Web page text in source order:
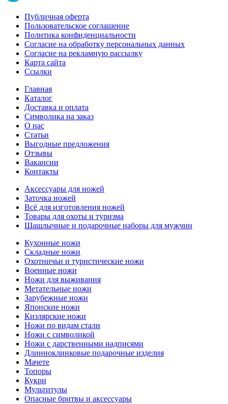
Публичная оферта
Пользовательское соглашение
Политика конфиденциальности
Согласие на обработку персональных данных
Согласие на рекламную рассылку
Карта сайта
Ссылки
Главная
Каталог
Доставка и оплата
Символика на заказ
О нас
Статьи
Выгодные предложения
Отзывы
Вакансии
Контакты
Аксессуары для ножей
Заточка ножей
Всё для изготовления ножей
Товары для охоты и туризма
Шашлычные и подарочные наборы для мужчин
Кухонные ножи
Складные ножи
Охотничьи и туристические ножи
Военные ножи
Ножи для выживания
Метательные ножи
Зарубежные ножи
Японские ножи
Кизлярские ножи
Ножи по видам стали
Ножи с символикой
Ножи с дарственными надписями
Длинноклинковые подарочные изделия
Мачете
Топоры
Кукри
Мультитулы
Опасные бритвы и аксессуары